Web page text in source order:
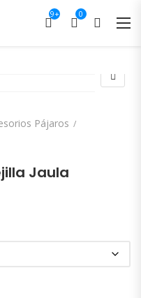
9+ 0
Pájaros
Jaula
de precios: